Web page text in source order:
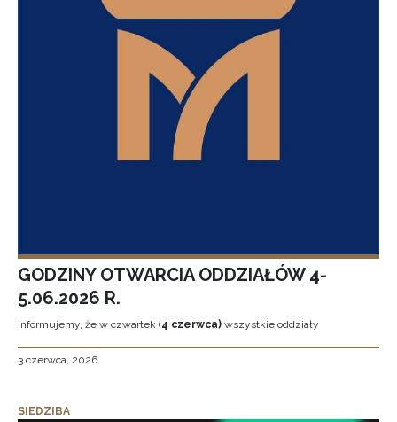
GODZINY OTWARCIA ODDZIAŁÓW 4-
5.06.2026 R.
Informujemy, że w czwartek (4 czerwca) wszystkie oddziały
3 czerwca, 2026
SIEDZIBA